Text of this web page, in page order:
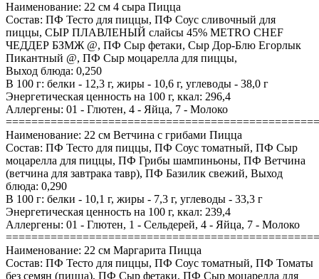
Наименование: 22 см 4 сыра Пицца
Состав: ПФ Тесто для пиццы, ПФ Соус сливочный для
пиццы, СЫР ПЛАВЛЕНЫЙ слайсы 45% METRO CHEF
ЧЕДДЕР БЗМЖ @, ПФ Сыр фетаки, Сыр Дор-Блю Егорлык
Пикантный @, ПФ Сыр моцарелла для пиццы,
Выход блюда: 0,250
В 100 г: белки - 12,3 г, жиры - 10,6 г, углеводы - 38,0 г
Энергетическая ценность на 100 г, ккал: 296,4
Аллергены: 01 - Глютен, 4 - Яйца, 7 - Молоко
Наименование: 22 см Ветчина с грибами Пицца
Состав: ПФ Тесто для пиццы, ПФ Соус томатный, ПФ Сыр
моцарелла для пиццы, ПФ Грибы шампиньоны, ПФ Ветчина
(ветчина для завтрака тавр), ПФ Базилик свежий, Выход
блюда: 0,290
В 100 г: белки - 10,1 г, жиры - 7,3 г, углеводы - 33,3 г
Энергетическая ценность на 100 г, ккал: 239,4
Аллергены: 01 - Глютен, 1 - Сельдерей, 4 - Яйца, 7 - Молоко
Наименование: 22 см Маргарита Пицца
Состав: ПФ Тесто для пиццы, ПФ Соус томатный, ПФ Томаты
без семян (пицца), ПФ Сыр фетаки, ПФ Сыр моцарелла для